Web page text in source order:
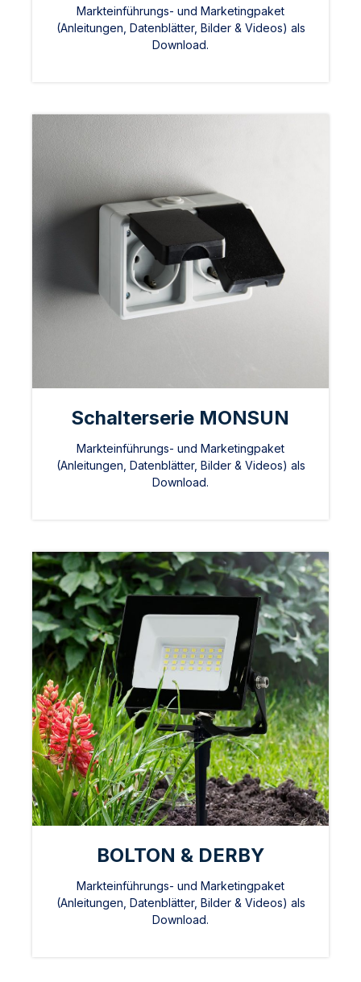
Markteinführungs- und Marketingpaket
(Anleitungen, Datenblätter, Bilder & Videos) als
Download.
Schalterserie MONSUN
Markteinführungs- und Marketingpaket
(Anleitungen, Datenblätter, Bilder & Videos) als
Download.
BOLTON & DERBY
Markteinführungs- und Marketingpaket
(Anleitungen, Datenblätter, Bilder & Videos) als
Download.